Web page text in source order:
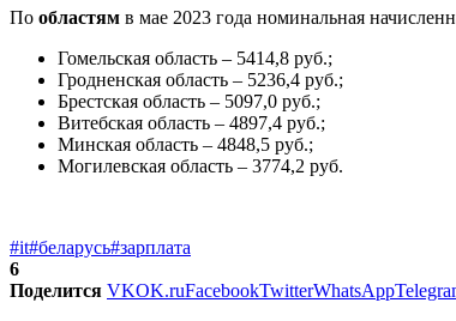
По областям в мае 2023 года номинальная
Гомельская область – 5414,8 руб.;
Гродненская область – 5236,4 руб.;
Брестская область – 5097,0 руб.;
Витебская область – 4897,4 руб.;
Минская область – 4848,5 руб.;
Могилевская область – 3774,2 руб.
#it#беларусь#зарплата
6
Поделится VKOK.ruFacebookTwitterWhatsApp